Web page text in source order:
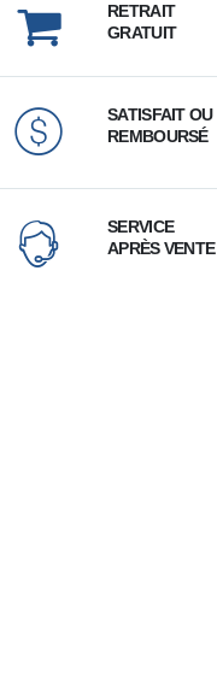
RETRAIT
GRATUIT
SATISFAIT OU
REMBOURSÉ
SERVICE
APRÈS VENTE